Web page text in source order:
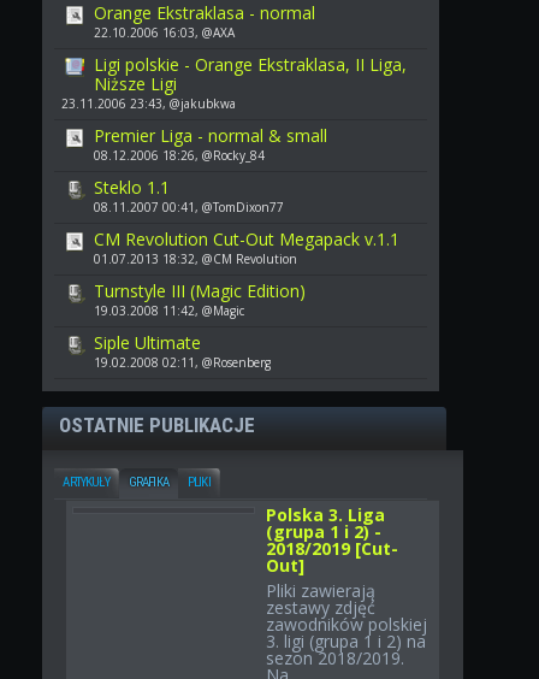
Orange Ekstraklasa - normal
22.10.2006 16:03, @AXA
Ligi polskie - Orange Ekstraklasa, II Liga,
Niższe Ligi
23.11.2006 23:43, @jakubkwa
Premier Liga - normal & small
08.12.2006 18:26, @Rocky_84
Steklo 1.1
08.11.2007 00:41, @TomDixon77
CM Revolution Cut-Out Megapack v.1.1
01.07.2013 18:32, @CM Revolution
Turnstyle III (Magic Edition)
19.03.2008 11:42, @Magic
Siple Ultimate
19.02.2008 02:11, @Rosenberg
OSTATNIE PUBLIKACJE
ARTYKUŁY GRAFIKA PLIKI
Polska 3. Liga
(grupa 1 i 2) -
2018/2019 [Cut-
Out]
Pliki zawierają
zestawy zdjęć
zawodników polskiej
3. ligi (grupa 1 i 2) na
sezon 2018/2019.